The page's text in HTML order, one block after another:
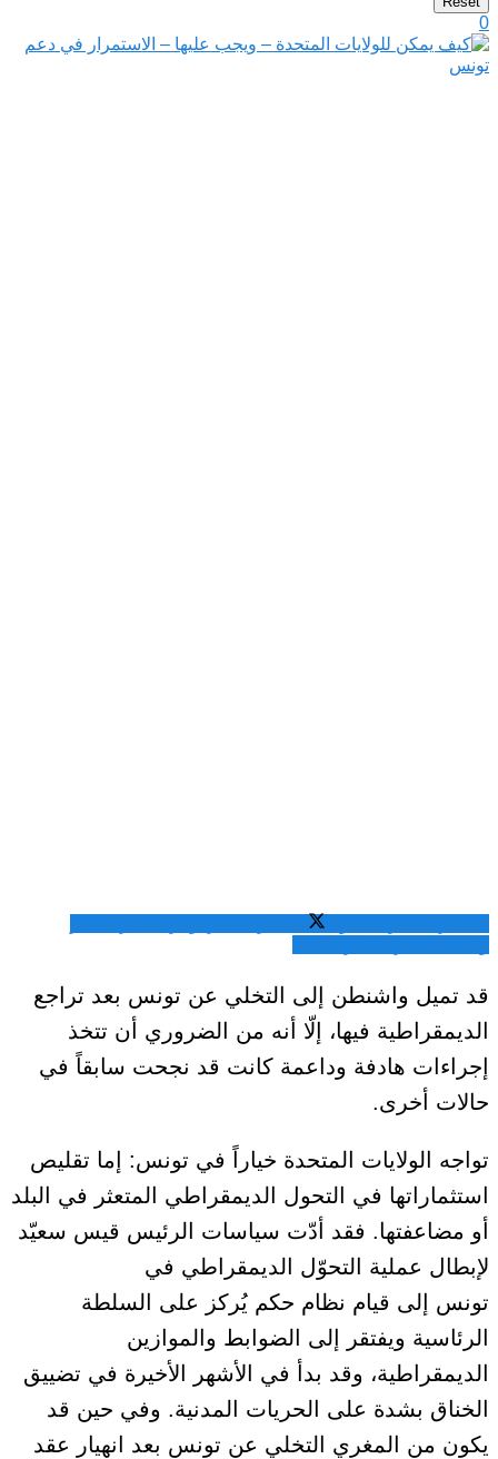
0
قد تميل واشنطن إلى التخلي عن تونس بعد تراجع
الديمقراطية فيها، إلّا أنه من الضروري أن تتخذ
إجراءات هادفة وداعمة كانت قد نجحت سابقاً في
حالات أخرى.
تواجه الولايات المتحدة خياراً في تونس: إما تقليص
استثماراتها في التحول الديمقراطي المتعثر في البلد
أو مضاعفتها. فقد أدّت سياسات الرئيس قيس سعيّد
لإبطال عملية التحوّل الديمقراطي في
تونس
إلى قيام نظام حكم يُركز على السلطة
الرئاسية ويفتقر إلى الضوابط والموازين
الديمقراطية، وقد بدأ في الأشهر الأخيرة في تضييق
الخناق بشدة على الحريات المدنية. وفي حين قد
يكون من المغري التخلي عن تونس بعد انهيار عقد